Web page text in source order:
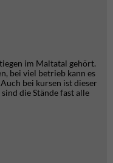
im Maltatal gehört.
bei viel betrieb kann es
bei kursen ist dieser
die Stände fast alle